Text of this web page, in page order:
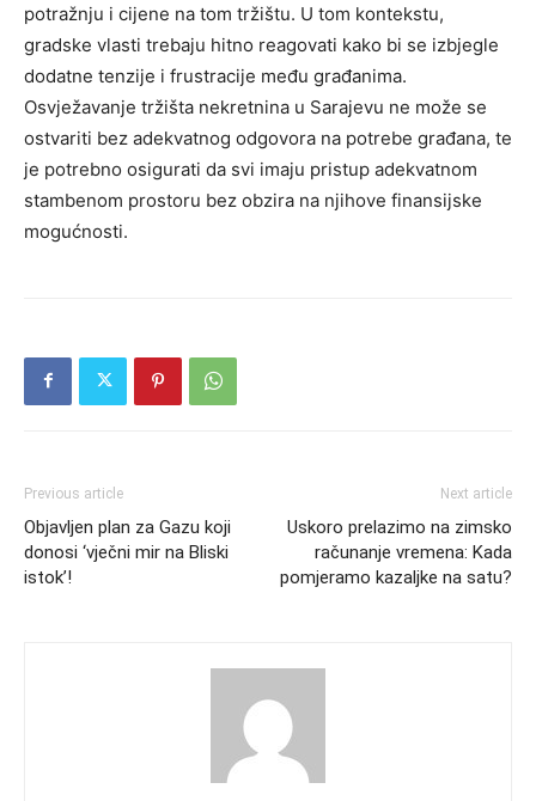
potražnju i cijene na tom tržištu. U tom kontekstu,
gradske vlasti trebaju hitno reagovati kako bi se izbjegle
dodatne tenzije i frustracije među građanima.
Osvježavanje tržišta nekretnina u Sarajevu ne može se
ostvariti bez adekvatnog odgovora na potrebe građana, te
je potrebno osigurati da svi imaju pristup adekvatnom
stambenom prostoru bez obzira na njihove finansijske
mogućnosti.
Previous article
Objavljen plan za Gazu koji
donosi ‘vječni mir na Bliski
istok’!
Next article
Uskoro prelazimo na zimsko
računanje vremena: Kada
pomjeramo kazaljke na satu?